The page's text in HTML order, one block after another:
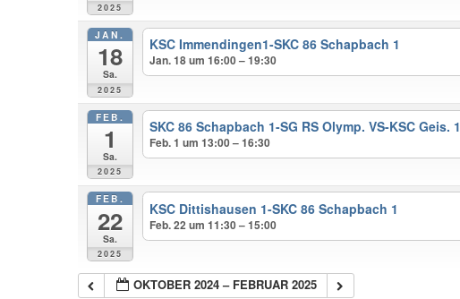
2025
JAN.
18
Sa.
2025
KSC Immendingen1-SKC 86 Schapbach 1
Jan. 18 um 16:00 – 19:30
FEB.
1
Sa.
2025
SKC 86 Schapbach 1-SG RS Olymp. VS-KSC Geis. 1
Feb. 1 um 13:00 – 16:30
FEB.
22
Sa.
2025
KSC Dittishausen 1-SKC 86 Schapbach 1
Feb. 22 um 11:30 – 15:00
OKTOBER 2024 – FEBRUAR 2025